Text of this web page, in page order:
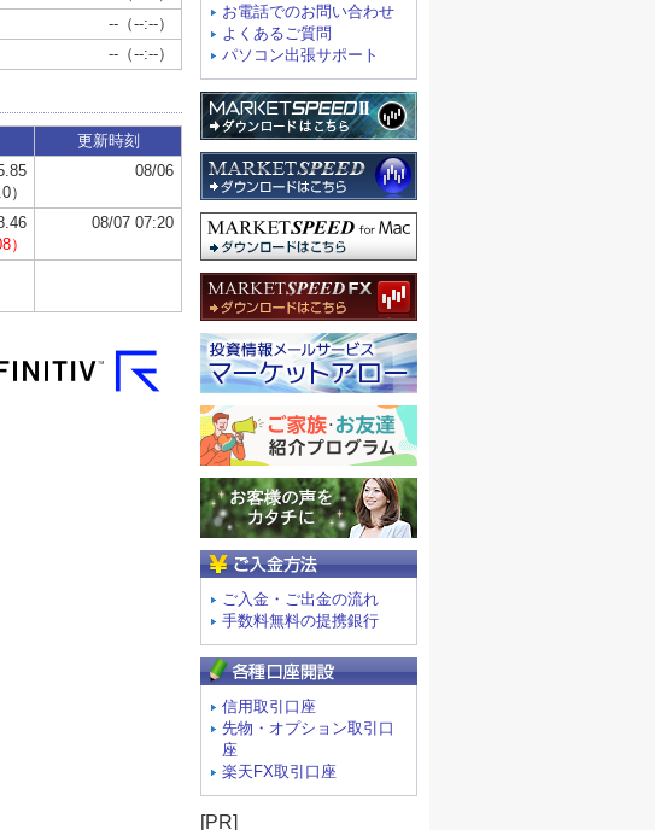
お電話でのお問い合わせ
よくあるご質問
パソコン出張サポート
ご入金・ご出金の流れ
手数料無料の提携銀行
信用取引口座
先物・オプション取引口
座
楽天FX取引口座
[PR]